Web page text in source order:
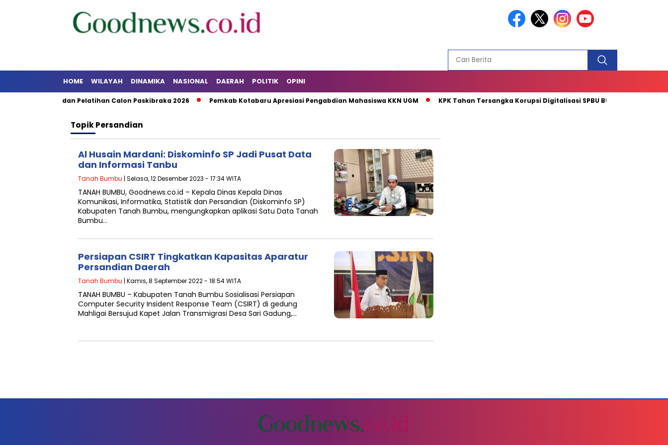
HOME WILAYAH DINAMIKA NASIONAL DAERAH POLITIK OPINI
Pendidikan dan Pelatihan Calon Paskibraka 2026 Pemkab Kotabaru Apresiasi Pengabdian Mahasiswa KKN UGM KPK Tahan Tersangka Korupsi Digitalisasi SPBU BUMN
TopikPersandian
Al Husain Mardani: Diskominfo SP Jadi Pusat Data
dan Informasi Tanbu
Tanah Bumbu | Selasa, 12 Desember 2023 - 17:34 WITA
TANAH BUMBU, Goodnews.co.id – Kepala Dinas Kepala Dinas
Komunikasi, Informatika, Statistik dan Persandian (Diskominfo SP)
Kabupaten Tanah Bumbu, mengungkapkan aplikasi Satu Data Tanah
Bumbu…
Persiapan CSIRT Tingkatkan Kapasitas Aparatur
Persandian Daerah
Tanah Bumbu | Kamis, 8 September 2022 - 18:54 WITA
TANAH BUMBU – Kabupaten Tanah Bumbu Sosialisasi Persiapan
Computer Security Insident Response Team (CSIRT) di gedung
Mahligai Bersujud Kapet Jalan Transmigrasi Desa Sari Gadung,…